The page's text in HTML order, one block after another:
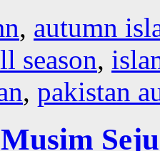
, autumn
season,
, pakistan